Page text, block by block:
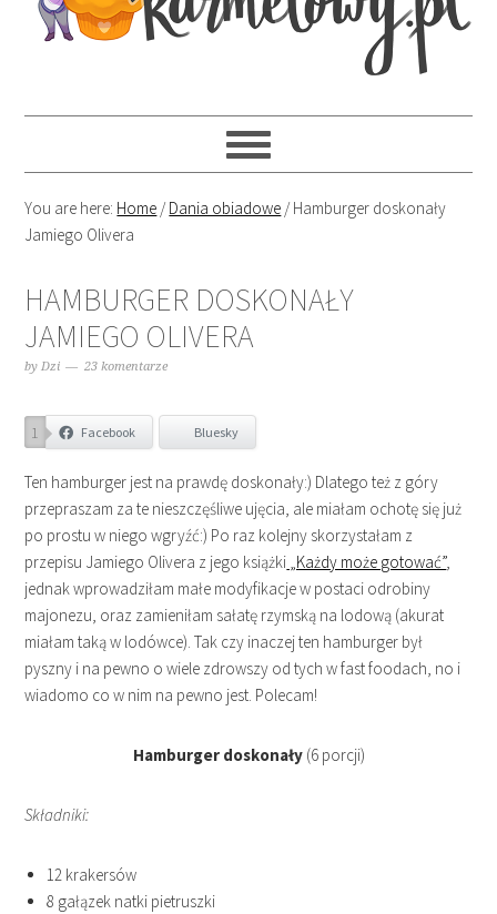
You are here: Home /Dania obiadowe /Hamburger doskonały
Jamiego Olivera
HAMBURGER DOSKONAŁY
JAMIEGO OLIVERA
byDzi 23 komentarze
1 Facebook Bluesky
Ten hamburger jest na prawdę doskonały:) Dlatego też z góry
przepraszam za te nieszczęśliwe ujęcia, ale miałam ochotę się już
po prostu w niego wgryźć:) Po raz kolejny skorzystałam z
przepisu Jamiego Olivera z jego książki „Każdy może gotować”,
jednak wprowadziłam małe modyfikacje w postaci odrobiny
majonezu, oraz zamieniłam sałatę rzymską na lodową (akurat
miałam taką w lodówce). Tak czy inaczej ten hamburger był
pyszny i na pewno o wiele zdrowszy od tych w fast foodach, no i
wiadomo co w nim na pewno jest. Polecam!
Hamburger doskonały(6 porcji)
Składniki:
12 krakersów
8 gałązek natki pietruszki